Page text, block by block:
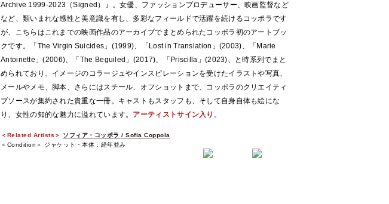
Archive 1999-2023（Signed）』。女優、ファッションプロデューサー、映画監督など
など、類いまれな感性と美意識を有し、多彩なフィールドで活躍を続けるコッポラです
が、こちらはこれまでの映画作品のアーカイブでまとめられたコッポラ初のアートブッ
クです。「The Virgin Suicides」(1999)、「Lost in Translation」(2003)、「Marie
Antoinette」(2006)、「The Beguiled」(2017)、「Priscilla」(2023)、と時系列でまと
められており、イメージのコラージュやインスピレーションを受けたイラストや写真、
メールやメモ、脚本、さらにはスチール、オフショットまで、コッポラのクリエイティ
ブソースが集約された貴重な一冊。キャストもスタッフも、そして自身自体も絵にな
り、女性の知的な魅力に溢れています。 アーティストサイン入り 。
＜Related Artists＞
ソフィア・コッポラ / Sofia Coppola
＜Condition＞ ジャケット・本体：経年並み